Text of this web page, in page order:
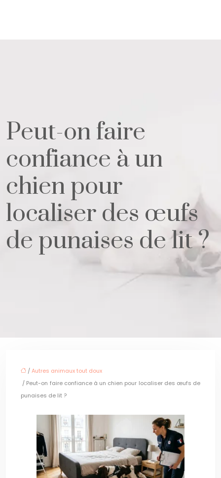
Peut-on faire
confiance à un
chien pour
localiser des œufs
de punaises de lit ?
/Autres animaux tout doux
/ Peut-on faire confiance à un chien pour localiser des œufs de
punaises de lit ?